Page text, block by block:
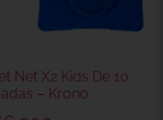
Net X2 Kids De 10
– Krono